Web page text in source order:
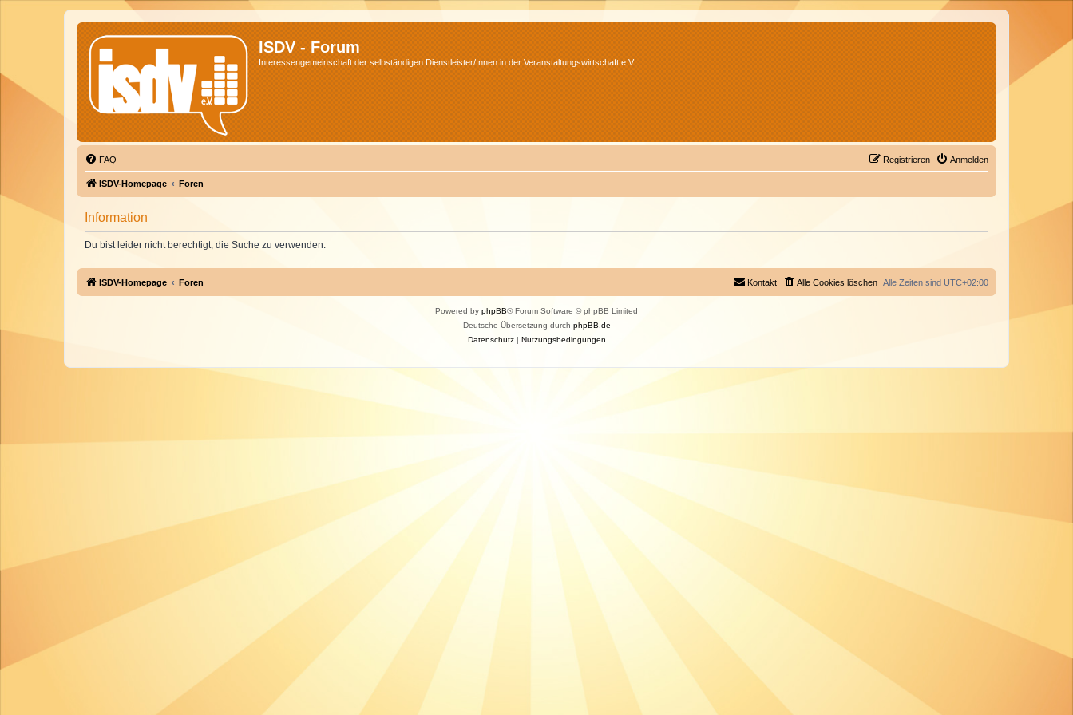
ISDV - Forum
Interessengemeinschaft der selbständigen Dienstleister/Innen in der Veranstaltungswirtschaft e.V.
FAQ Anmelden
Registrieren
ISDV-Homepage Foren
Information
Du bist leider nicht berechtigt, die Suche zu verwenden.
ISDV-Homepage Foren Alle Zeiten sind UTC+02:00
Alle Cookies löschen
Kontakt
Powered by phpBB® Forum Software © phpBB Limited
Deutsche Übersetzung durch phpBB.de
Datenschutz| Nutzungsbedingungen